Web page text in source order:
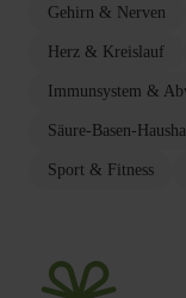
Gehirn & Nerven
Herz & Kreislauf
Immunsystem &
Säure-Basen-
Sport & Fitness